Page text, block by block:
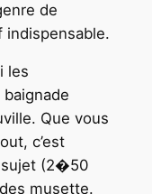
de
les
Que vous
c’est
sujet (2�50
musette.